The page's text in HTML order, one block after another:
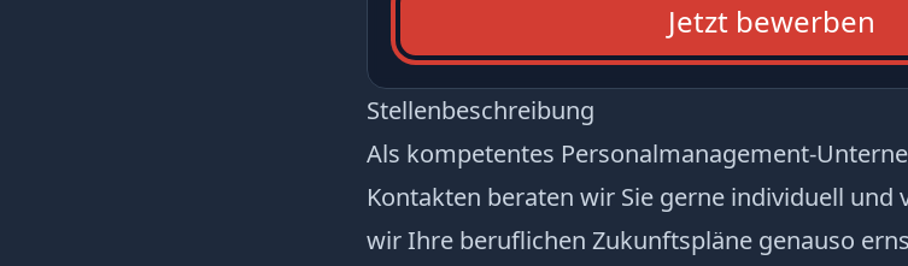
Jetzt bewerben
Stellenbeschreibung
Als kompetentes Personalmanagement-
Kontakten beraten wir Sie gerne individuell und
wir Ihre beruflichen Zukunftspläne genauso